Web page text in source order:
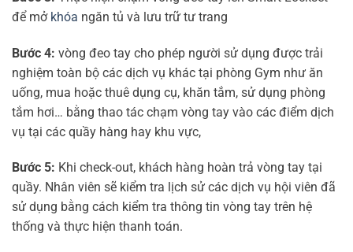
để mở khóa ngăn tủ và lưu trữ tư trang
Bước 4: vòng đeo tay cho phép người sử dụng được trải
nghiệm toàn bộ các dịch vụ khác tại phòng Gym như ăn
uống, mua hoặc thuê dụng cụ, khăn tắm, sử dụng phòng
tắm hơi… bằng thao tác chạm vòng tay vào các điểm dịch
vụ tại các quầy hàng hay khu vực,
Bước 5: Khi check-out, khách hàng hoàn trả vòng tay tại
quầy. Nhân viên sẽ kiểm tra lịch sử các dịch vụ hội viên đã
sử dụng bằng cách kiểm tra thông tin vòng tay trên hệ
thống và thực hiện thanh toán.